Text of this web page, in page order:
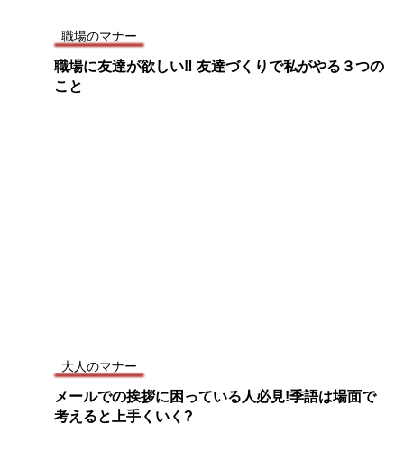
職場のマナー
職場に友達が欲しい‼ 友達づくりで私がやる３つの
こと
大人のマナー
メールでの挨拶に困っている人必見!季語は場面で
考えると上手くいく?